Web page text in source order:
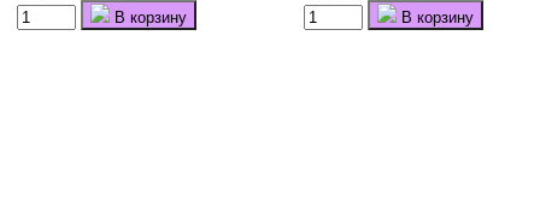
В корзину В корзину